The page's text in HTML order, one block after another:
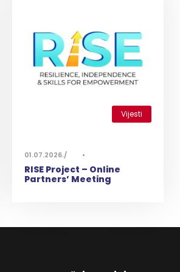
Vijesti
01.07.2026. •
RISE Project – Online
Partners’ Meeting